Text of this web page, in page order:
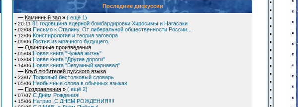
Последние дискуссии
— Каминный зал » ( ещё 1)
• 20:11 81 годовщина ядерной бомбардировки Хиросимы и Нагасаки
• 02\08 Письмо к Сталину. От либеральной общественности России...
• 12\06 Конспирология и теория заговора
• 09\06 Гостья из мрачного будущего.
— Одиночные произведения
• 05\08 Новая книга "Чужая жизнь"
• 03\08 Новая книга "Другие дороги"
• 14\06 Новая книга "Безумный карнавал"
— Клуб любителей русского языка
• 23\07 Толковый бестолковый словарь
• 05\06 Необычные слова в обычных языках
— Поздравления » ( ещё 2)
• 07\07 С Днём Рождения!
• 15\06 Натрио, С ДНЕМ РОЖДЕНИЯ!!!!